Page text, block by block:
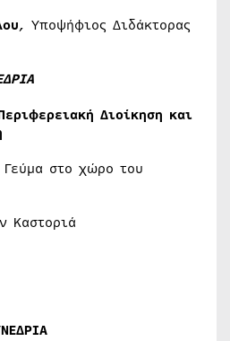
, Υποψήφιος Διδάκτορας
ιφερειακή Διοίκηση και
στο χώρο του
Καστοριά